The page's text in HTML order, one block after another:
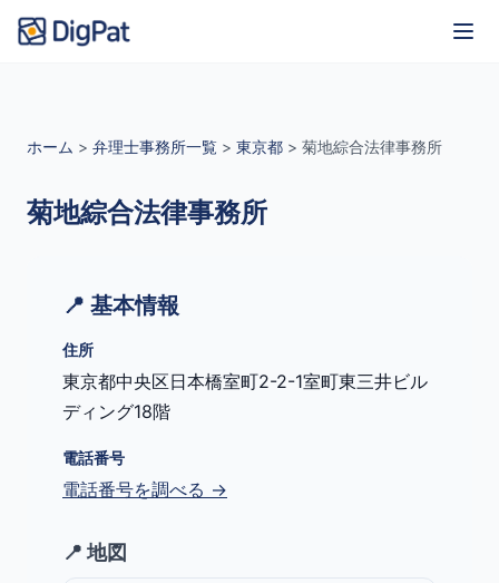
ホーム > 弁理士事務所一覧 > 東京都 > 菊地綜合法律事務所
菊地綜合法律事務所
📍 基本情報
住所
東京都中央区日本橋室町2-2-1室町東三井ビル
ディング18階
電話番号
電話番号を調べる →
📍 地図